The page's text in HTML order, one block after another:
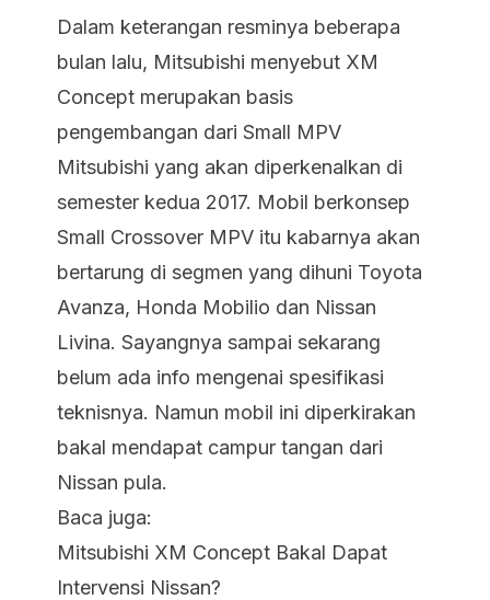
Dalam keterangan resminya beberapa
bulan lalu, Mitsubishi menyebut XM
Concept merupakan basis
pengembangan dari Small MPV
Mitsubishi yang akan diperkenalkan di
semester kedua 2017. Mobil berkonsep
Small Crossover MPV itu kabarnya akan
bertarung di segmen yang dihuni Toyota
Avanza, Honda Mobilio dan Nissan
Livina. Sayangnya sampai sekarang
belum ada info mengenai spesifikasi
teknisnya. Namun mobil ini diperkirakan
bakal mendapat campur tangan dari
Nissan pula.
Baca juga:
Mitsubishi XM Concept Bakal Dapat
Intervensi Nissan?